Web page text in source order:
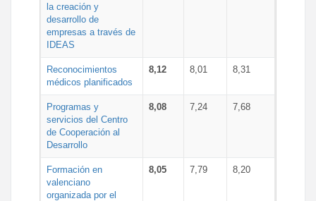
la creación y
desarrollo de
empresas a través de
IDEAS
Reconocimientos
médicos planificados
8,12 8,01 8,31
Programas y
servicios del Centro
de Cooperación al
Desarrollo
8,08 7,24 7,68
Formación en
valenciano
organizada por el
8,05 7,79 8,20